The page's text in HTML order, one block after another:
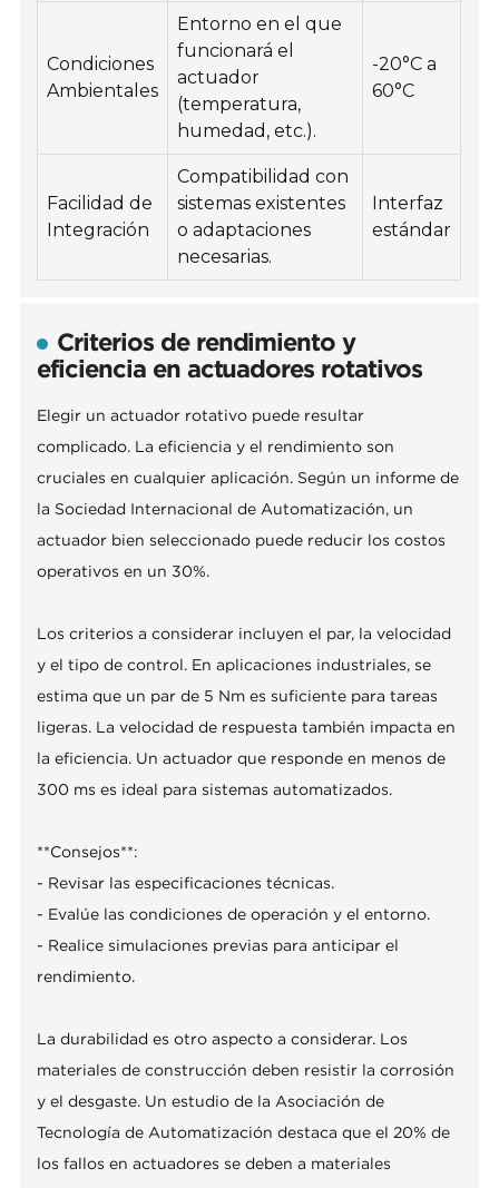
Condiciones
Ambientales
Entorno en el que
funcionará el
actuador
(temperatura,
humedad, etc.).
-20°C a
60°C
Facilidad de
Integración
Compatibilidad con
sistemas existentes
o adaptaciones
necesarias.
Interfaz
estándar
Criterios de rendimiento y
eficiencia en actuadores rotativos
Elegir un actuador rotativo puede resultar
complicado. La eficiencia y el rendimiento son
cruciales en cualquier aplicación. Según un informe de
la Sociedad Internacional de Automatización, un
actuador bien seleccionado puede reducir los costos
operativos en un 30%.
Los criterios a considerar incluyen el par, la velocidad
y el tipo de control. En aplicaciones industriales, se
estima que un par de 5 Nm es suficiente para tareas
ligeras. La velocidad de respuesta también impacta en
la eficiencia. Un actuador que responde en menos de
300 ms es ideal para sistemas automatizados.
**Consejos**:
- Revisar las especificaciones técnicas.
- Evalúe las condiciones de operación y el entorno.
- Realice simulaciones previas para anticipar el
rendimiento.
La durabilidad es otro aspecto a considerar. Los
materiales de construcción deben resistir la corrosión
y el desgaste. Un estudio de la Asociación de
Tecnología de Automatización destaca que el 20% de
los fallos en actuadores se deben a materiales